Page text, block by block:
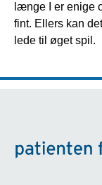
længe I er enige
fint. Ellers kan
lede til øget spil.